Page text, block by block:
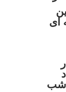
ای
شب